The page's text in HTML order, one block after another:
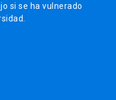
si se ha vulnerado